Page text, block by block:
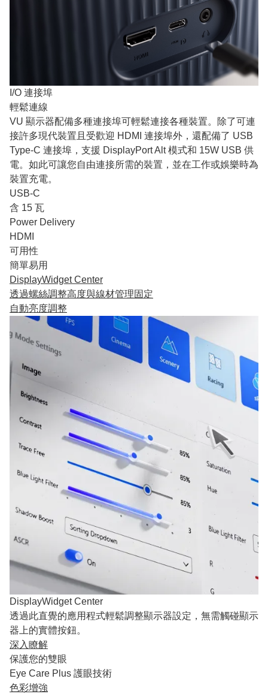
I/O 連接埠
輕鬆連線
VU 顯示器配備多種連接埠可輕鬆連接各種裝置。除了可連
接許多現代裝置且受歡迎 HDMI 連接埠外，還配備了 USB
Type-C 連接埠，支援 DisplayPort Alt 模式和 15W USB 供
電。如此可讓您自由連接所需的裝置，並在工作或娛樂時為
裝置充電。
USB-C
含 15 瓦
Power Delivery
HDMI
可用性
簡單易用
DisplayWidget Center
透過螺絲調整高度與線材管理固定
自動亮度調整
DisplayWidget Center
透過此直覺的應用程式輕鬆調整顯示器設定，無需觸碰顯示
器上的實體按鈕。
深入瞭解
保護您的雙眼
Eye Care Plus 護眼技術
色彩增強